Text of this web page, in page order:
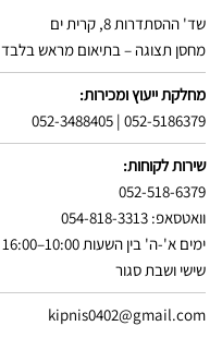
שד' ההסתדרות 8, קרית ים
מחסן תצוגה – בתיאום מראש בלבד
מחלקת ייעוץ ומכירות:
052-5186379
|
052-3488405
שירות לקוחות:
052-518-6379
וואטסאפ: 054-818-3313
ימים א'-ה' בין השעות 10:00–16:00
שישי ושבת סגור
kipnis0402@gmail.com